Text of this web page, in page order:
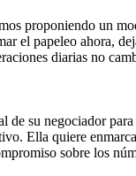
proponiendo un
el papeleo ahora,
diarias no
de su negociador para
Ella quiere
sobre los